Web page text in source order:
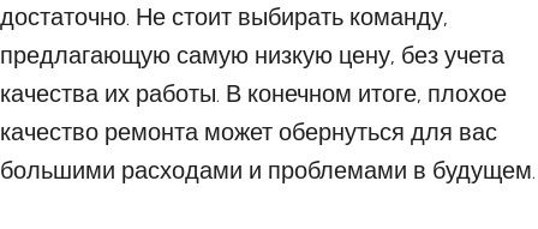
достаточно. Не стоит выбирать команду,
предлагающую самую низкую цену, без учета
качества их работы. В конечном итоге, плохое
качество ремонта может обернуться для вас
большими расходами и проблемами в будущем.